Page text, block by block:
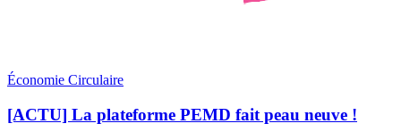
Économie Circulaire
[ACTU] La plateforme PEMD fait peau neuve !